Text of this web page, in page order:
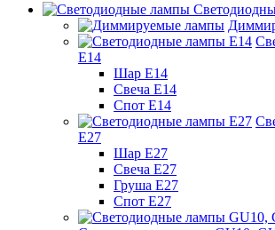
Е14
Шар Е14
Свеча Е14
Спот Е14
Е27
Шар Е27
Свеча Е27
Груша Е27
Спот Е27